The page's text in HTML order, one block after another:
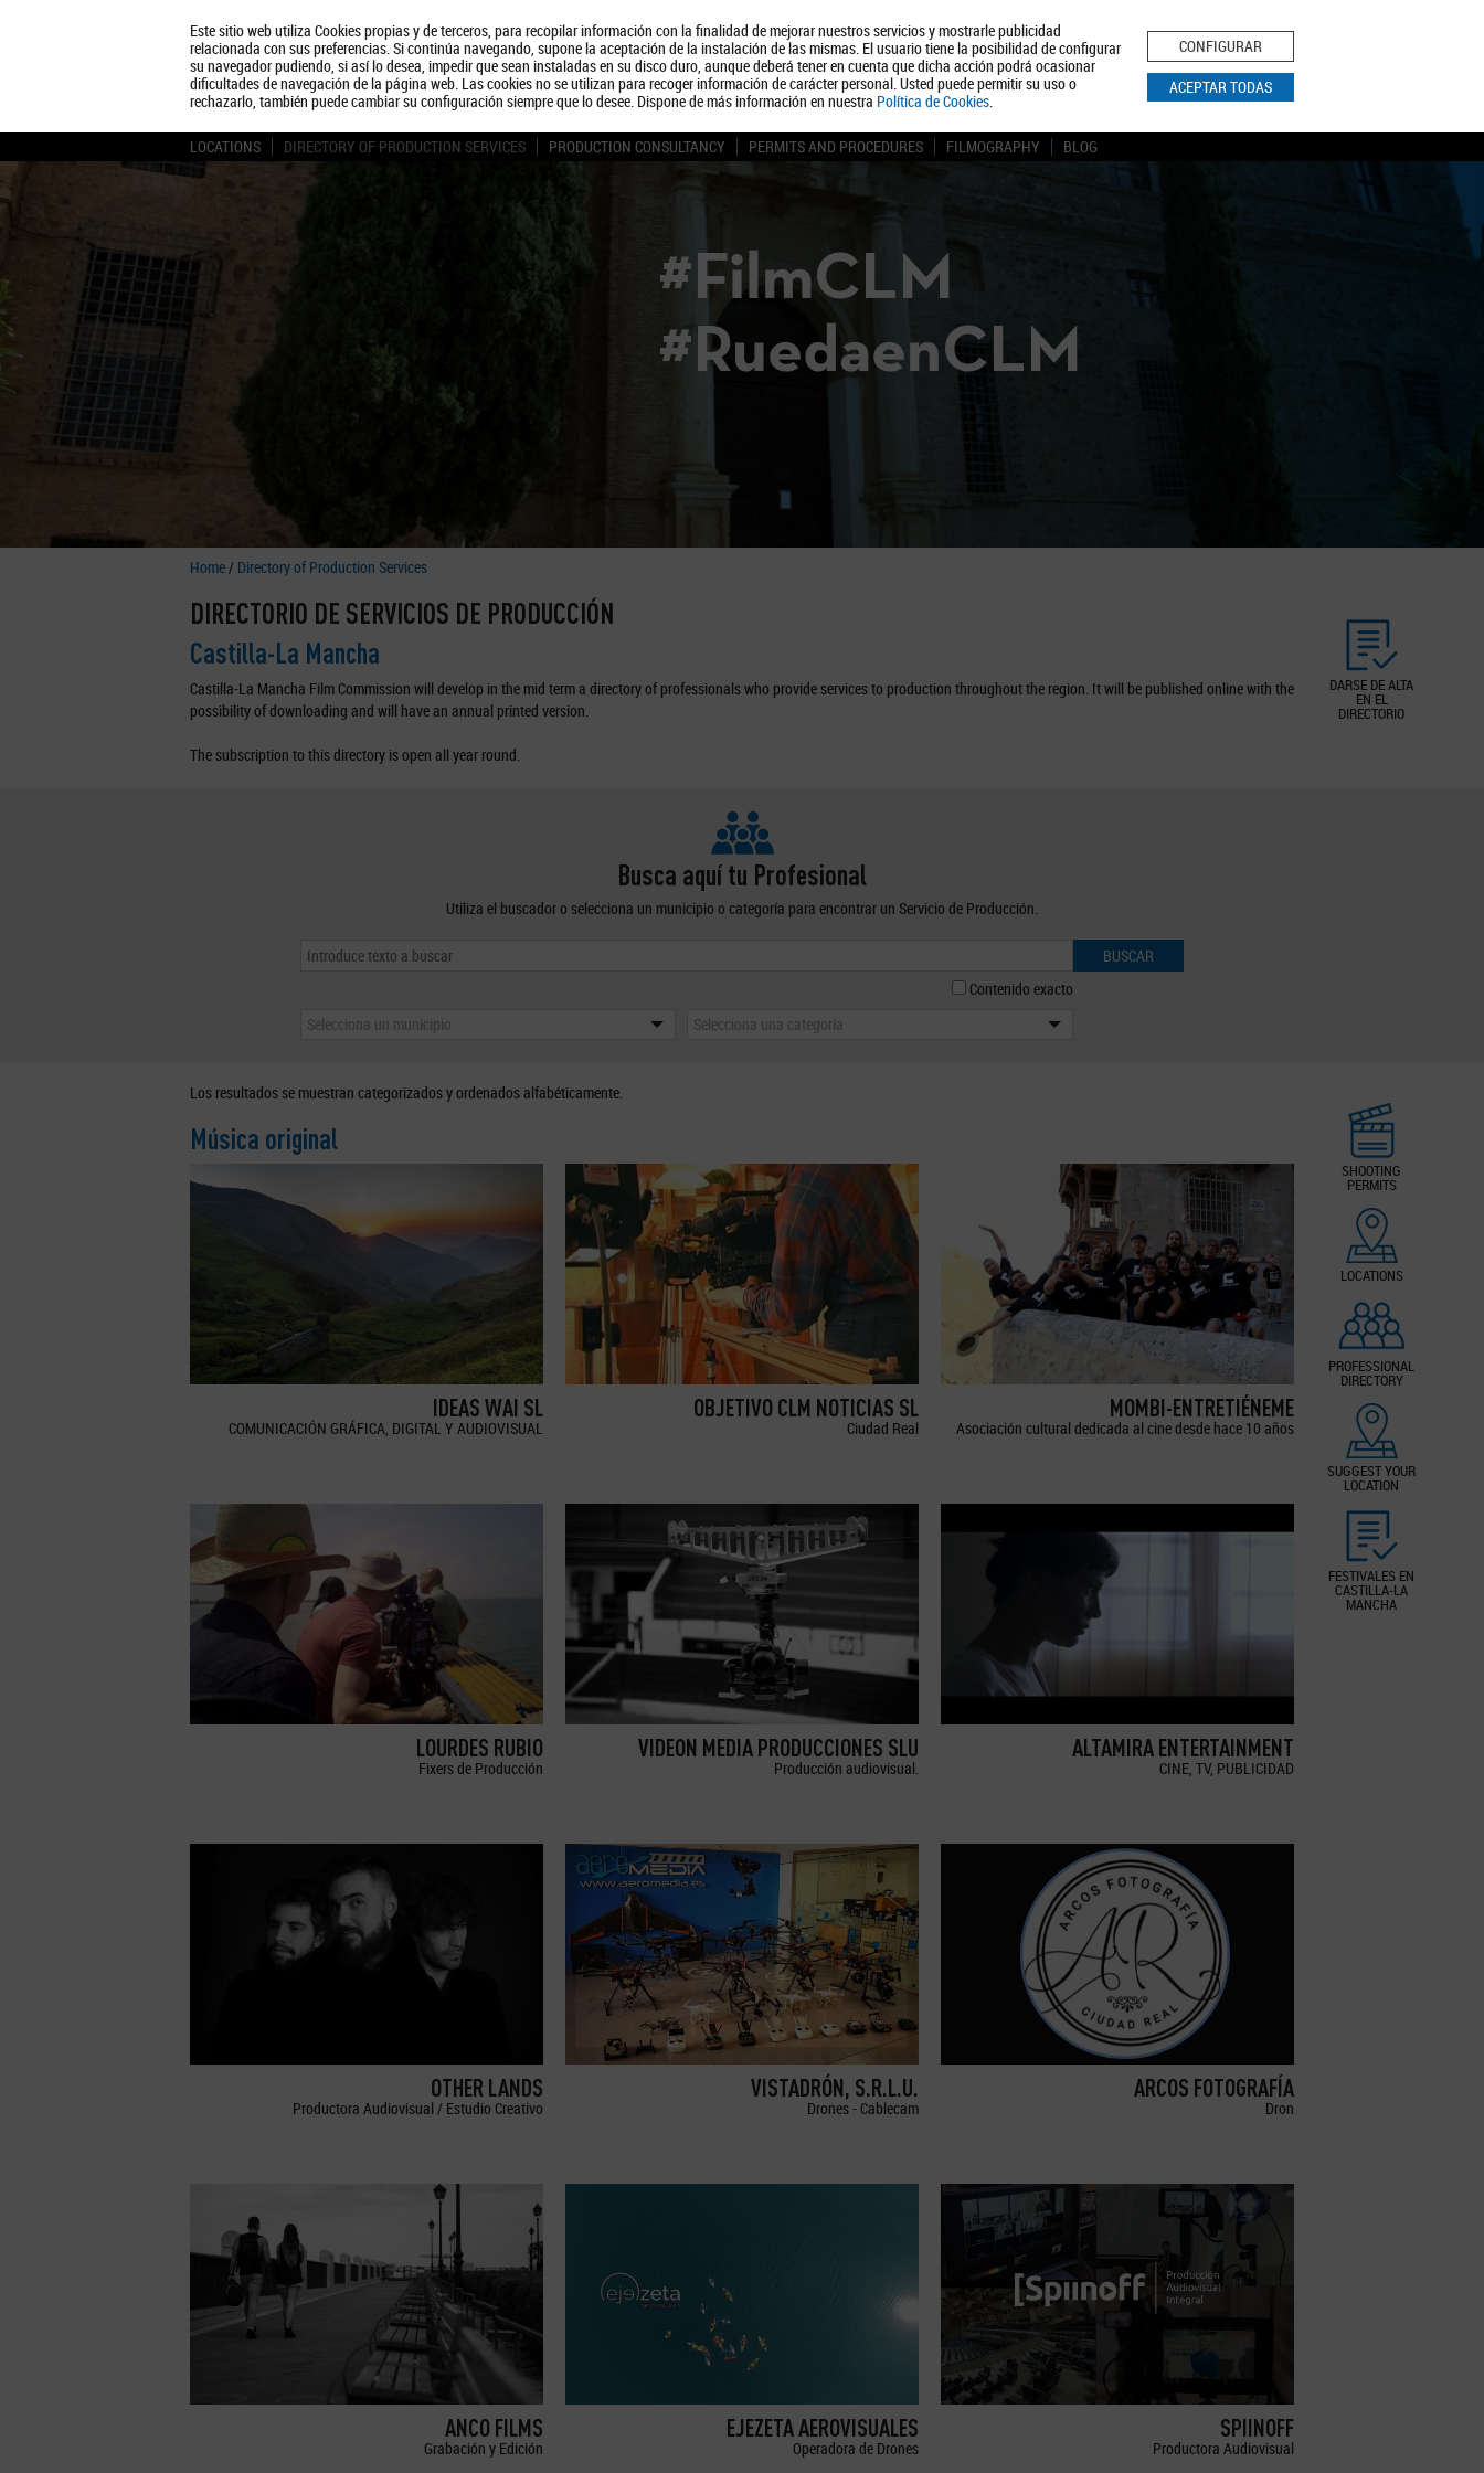
Este sitio web utiliza Cookies propias y de terceros, para recopilar información con la finalidad de mejorar nuestros servicios y mostrarle publicidad
relacionada con sus preferencias. Si continúa navegando, supone la aceptación de la instalación de las mismas. El usuario tiene la posibilidad de configurar
su navegador pudiendo, si así lo desea, impedir que sean instaladas en su disco duro, aunque deberá tener en cuenta que dicha acción podrá ocasionar
dificultades de navegación de la página web. Las cookies no se utilizan para recoger información de carácter personal. Usted puede permitir su uso o
rechazarlo, también puede cambiar su configuración siempre que lo desee. Dispone de más información en nuestra Política de Cookies.
CONFIGURAR
ACEPTAR TODAS
About us Tourism Política de Privacidad Aviso Legal Política de Cookies
BUSCAR
LOCATIONS DIRECTORY OF PRODUCTION SERVICES PRODUCTION CONSULTANCY PERMITS AND PROCEDURES FILMOGRAPHY BLOG
#FilmCLM
#RuedaenCLM
Home/ Directory of Production Services
DARSE DE ALTA
EN EL
DIRECTORIO
DIRECTORIO DE SERVICIOS DE PRODUCCIÓN
Castilla-La Mancha
Castilla-La Mancha Film Commission will develop in the mid term a directory of professionals who provide services to production throughout the region. It will be published online with the
possibility of downloading and will have an annual printed version.
The subscription to this directory is open all year round.
Busca aquí tu Profesional
Utiliza el buscador o selecciona un municipio o categoría para encontrar un Servicio de Producción.
BUSCAR
Contenido exacto
Selecciona un municipio
Selecciona una categoría
SHOOTING
PERMITS
LOCATIONS
PROFESSIONAL
DIRECTORY
SUGGEST YOUR
LOCATION
FESTIVALES EN
CASTILLA-LA
MANCHA
Los resultados se muestran categorizados y ordenados alfabéticamente.
Música original
IDEAS WAI SL
COMUNICACIÓN GRÁFICA, DIGITAL Y AUDIOVISUAL
OBJETIVO CLM NOTICIAS SL
Ciudad Real
MOMBI-ENTRETIÉNEME
Asociación cultural dedicada al cine desde hace 10 años
LOURDES RUBIO
Fixers de Producción
VIDEON MEDIA PRODUCCIONES SLU
Producción audiovisual.
ALTAMIRA ENTERTAINMENT
CINE, TV, PUBLICIDAD
OTHER LANDS
Productora Audiovisual / Estudio Creativo
VISTADRÓN, S.R.L.U.
Drones - Cablecam
ARCOS FOTOGRAFÍA
Dron
ANCO FILMS
Grabación y Edición
EJEZETA AEROVISUALES
Operadora de Drones
SPIINOFF
Productora Audiovisual